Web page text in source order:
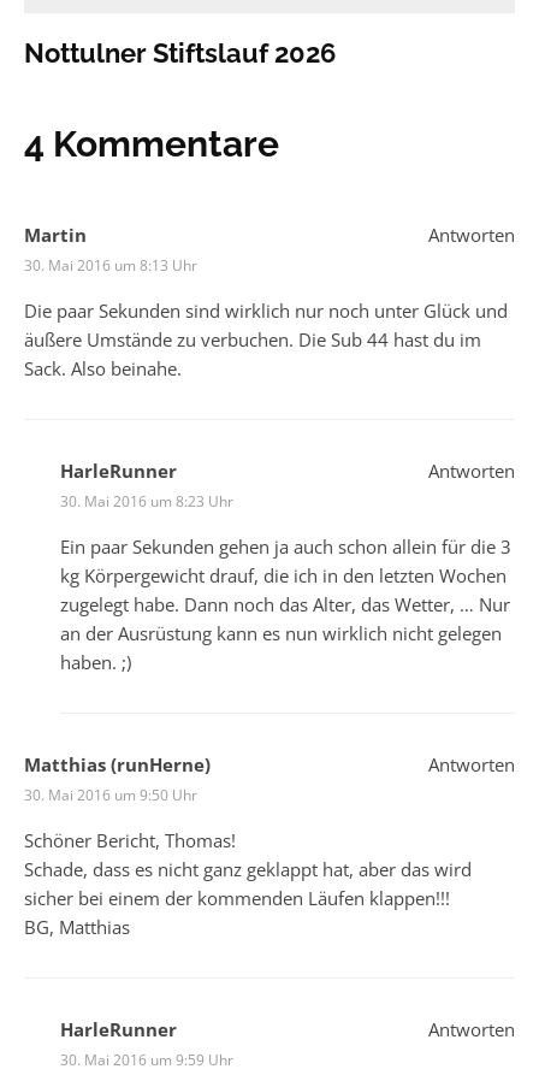
Nottulner Stiftslauf 2026
4 Kommentare
Martin
30. Mai 2016 um 8:13 Uhr
Die paar Sekunden sind wirklich nur noch unter Glück und
äußere Umstände zu verbuchen. Die Sub 44 hast du im
Sack. Also beinahe.
Antworten
HarleRunner
30. Mai 2016 um 8:23 Uhr
Ein paar Sekunden gehen ja auch schon allein für die 3
kg Körpergewicht drauf, die ich in den letzten Wochen
zugelegt habe. Dann noch das Alter, das Wetter, … Nur
an der Ausrüstung kann es nun wirklich nicht gelegen
haben. ;)
Antworten
Matthias (runHerne)
30. Mai 2016 um 9:50 Uhr
Schöner Bericht, Thomas!
Schade, dass es nicht ganz geklappt hat, aber das wird
sicher bei einem der kommenden Läufen klappen!!!
BG, Matthias
Antworten
HarleRunner
30. Mai 2016 um 9:59 Uhr
Antworten